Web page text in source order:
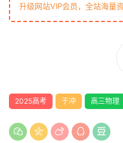
升级网站VIP会员，全站海量
2025高考 于冲 高三物理